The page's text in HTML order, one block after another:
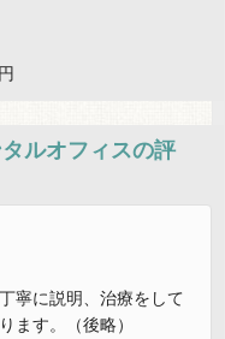
ルオフィスの評
寧に説明、治療をして
ます。（後略）